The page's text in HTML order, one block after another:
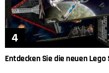
Entdecken Sie die neuen